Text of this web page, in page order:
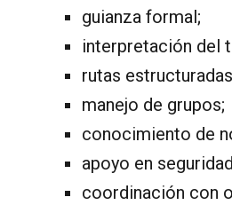
guianza formal;
interpretación del
rutas
manejo de grupos;
conocimiento de
apoyo en
coordinación con